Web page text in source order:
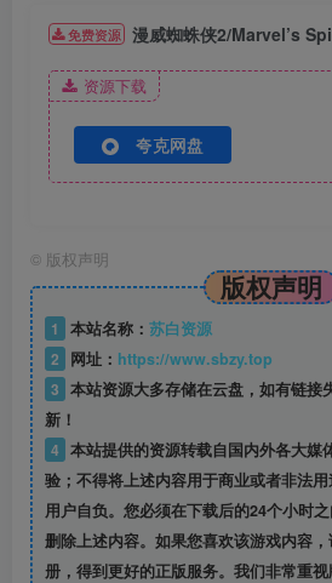
免费资源 漫威蜘蛛侠2/Marvel’s
资源下载
夸克网盘
© 版权声明
版权声明
1 本站名称： 苏白资源
2
网址： https://www.sbzy.top
3 本站资源大多存储在云盘，如有链接
新！
4 本站提供的资源转载自国内外各大媒
验；不得将上述内容用于商业或者非法
用户自负。您必须在下载后的24个小时
删除上述内容。如果您喜欢该游戏内容
册，得到更好的正版服务。我们非常重